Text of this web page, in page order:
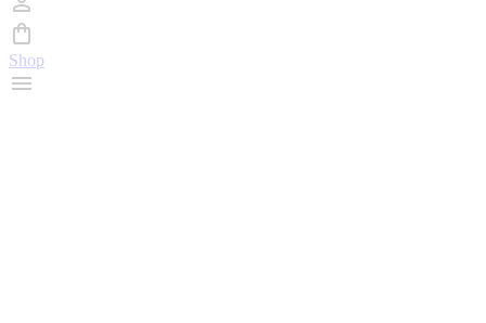
Shop